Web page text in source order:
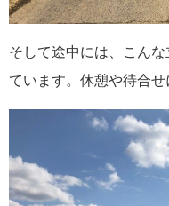
そして途中には、こん
ています。休憩や待合せ